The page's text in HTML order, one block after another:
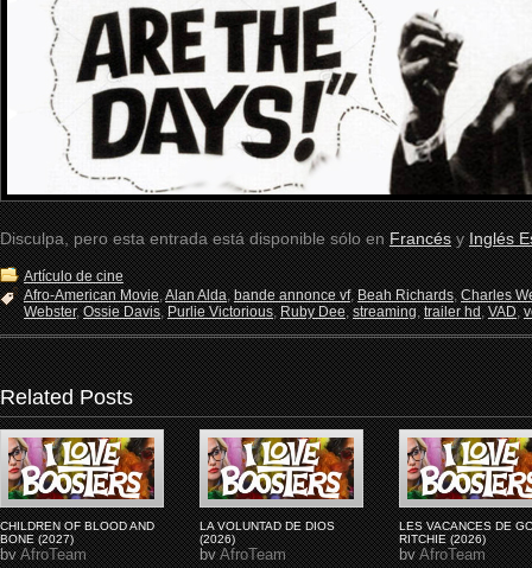
Disculpa, pero esta entrada está disponible sólo enFrancésyInglés
Artículo de cine
Afro-American Movie,Alan Alda,bande annonce vf,Beah Richards,Charles
Webster,Ossie Davis,Purlie Victorious,Ruby Dee,streaming,trailer hd,VAD,
Related Posts
CHILDREN OF BLOOD AND
BONE (2027)
byAfroTeam
LA VOLUNTAD DE DIOS
(2026)
byAfroTeam
LES VACANCES DE
RITCHIE (2026)
byAfroTeam